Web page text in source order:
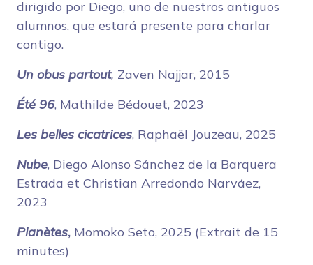
dirigido por Diego, uno de nuestros antiguos
alumnos, que estará presente para charlar
contigo.
Un obus partout, Zaven Najjar, 2015
Été 96, Mathilde Bédouet, 2023
Les belles cicatrices, Raphaël Jouzeau, 2025
Nube, Diego Alonso Sánchez de la Barquera
Estrada et Christian Arredondo Narváez,
2023
Planètes, Momoko Seto, 2025 (Extrait de 15
minutes)